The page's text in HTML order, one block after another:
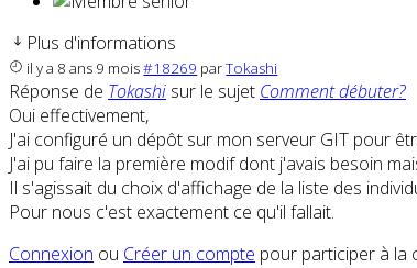
Plus d'informations
il y a 8 ans 9 mois#18269 parTokashi
Réponse de Tokashi sur le sujet Comment débuter?
Oui effectivement,
J'ai configuré un dépôt sur mon serveur GIT pour
J'ai pu faire la première modif dont j'avais besoin
Il s'agissait du choix d'affichage de la liste des
Pour nous c'est exactement ce qu'il fallait.
Connexion ou Créer un compte pour participer à la